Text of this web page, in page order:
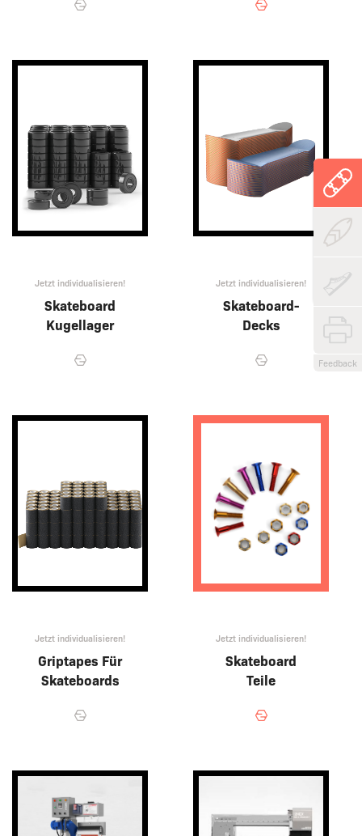
Feedback
Jetzt individualisieren!
Skateboard
Kugellager
Jetzt individualisieren!
Skateboard-
Decks
Jetzt individualisieren!
Griptapes Für
Skateboards
Jetzt individualisieren!
Skateboard
Teile